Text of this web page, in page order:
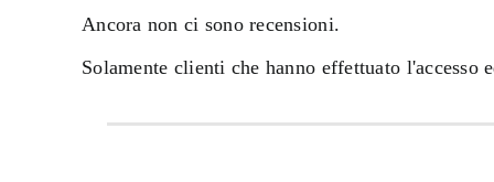
Ancora non ci sono recensioni.
Solamente clienti che hanno effettuato l'accesso